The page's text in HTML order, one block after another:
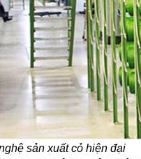
sản xuất cỏ hiện đại